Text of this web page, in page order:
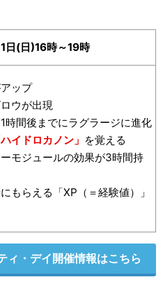
日(日)16時～19時
ップ
ウが出現
時間後までにラグラージに進化
イドロカノン」 を覚える
モジュールの効果が3時間持
もらえる「XP（＝経験値）」
ィ・デイ開催情報はこちら